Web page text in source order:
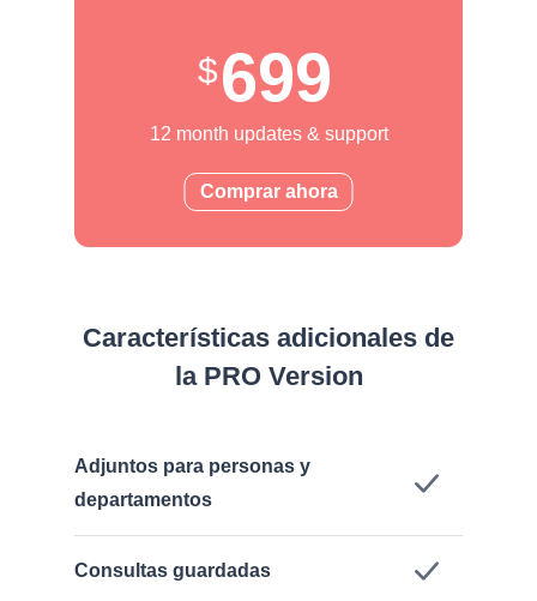
699
12 month updates & support
Comprar ahora
Características adicionales de
la PRO Version
Adjuntos para personas y
departamentos
Consultas guardadas